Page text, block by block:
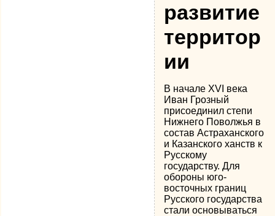
развитие
территор
ии
В начале XVI века
Иван Грозный
присоединил степи
Нижнего Поволжья в
состав Астраханского
и Казанского ханств к
Русскому
государству. Для
обороны юго-
восточных границ
Русского государства
стали основываться